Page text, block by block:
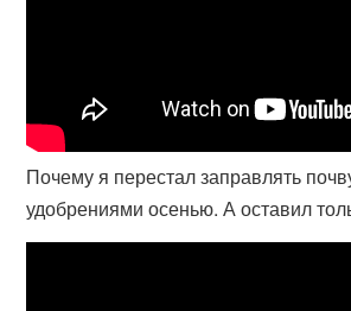
Почему я перестал заправлять
удобрениями осенью. А оставил